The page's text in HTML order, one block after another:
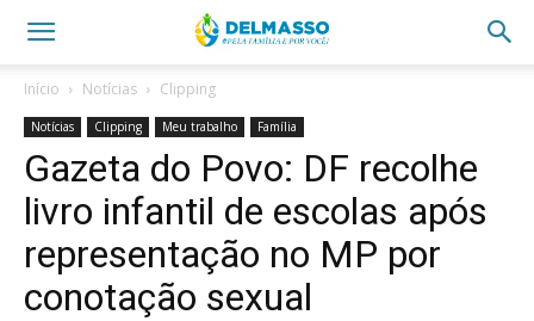
Início Notícias Clipping
Notícias Clipping Meu trabalho Família
Gazeta do Povo: DF recolhe
livro infantil de escolas após
representação no MP por
conotação sexual